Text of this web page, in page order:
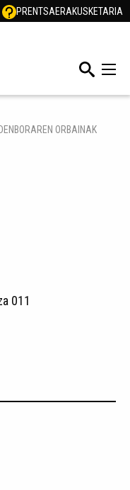
PRENTSAERAKUSKETARIA
DENBORAREN ORBAINAK
011